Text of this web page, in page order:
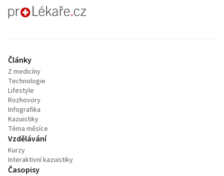
proLékaře.cz
Články
Z medicíny
Technologie
Lifestyle
Rozhovory
Infografika
Kazuistiky
Téma měsíce
Vzdělávání
Kurzy
Interaktivní kazuistiky
Časopisy